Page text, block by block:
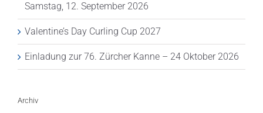
Samstag, 12. September 2026
Valentine’s Day Curling Cup 2027
Einladung zur 76. Zürcher Kanne – 24 Oktober 2026
Archiv